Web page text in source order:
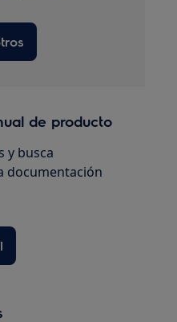
de producto
y busca
documentación